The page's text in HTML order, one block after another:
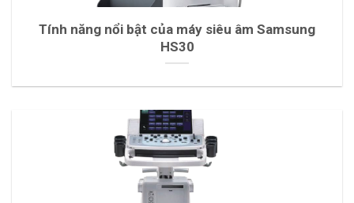
Tính năng nổi bật của máy siêu âm Samsung
HS30